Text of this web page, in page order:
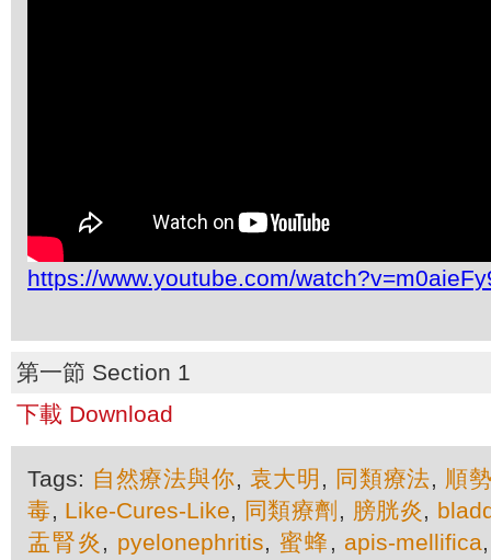
https://www.youtube.com/
第一節 Section 1
下載 Download
Tags: 自然療法與你, 袁大明 , 同類療法, 順
毒, Like-Cures-Like, 同類療劑 , 膀胱炎,
盂腎炎 , pyelonephritis,蜜蜂 , apis-mellifica